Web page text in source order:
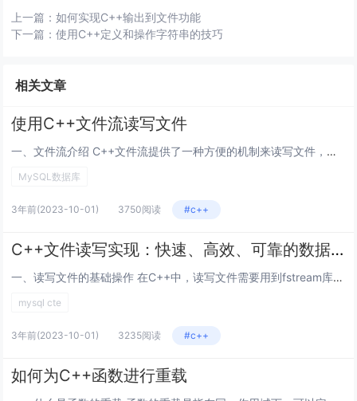
上一篇：如何实现C++输出到文件功能
下一篇：使用C++定义和操作字符串的技巧
相关文章
使用C++文件流读写文件
一、文件流介绍 C++文件流提供了一种方便的机制来读写文件，并且支持二进制和文本格式的文件。流是一种抽象的数据类型，用于...
MySQL数据库
3年前(2023-10-01) 3750阅读 #c++
C++文件读写实现：快速、高效、可靠的数据存储和读取
一、读写文件的基础操作 在C++中，读写文件需要用到fstream库，包含在头文件中。使用fstream，需构建一个f...
mysql cte
3年前(2023-10-01) 3235阅读 #c++
如何为C++函数进行重载